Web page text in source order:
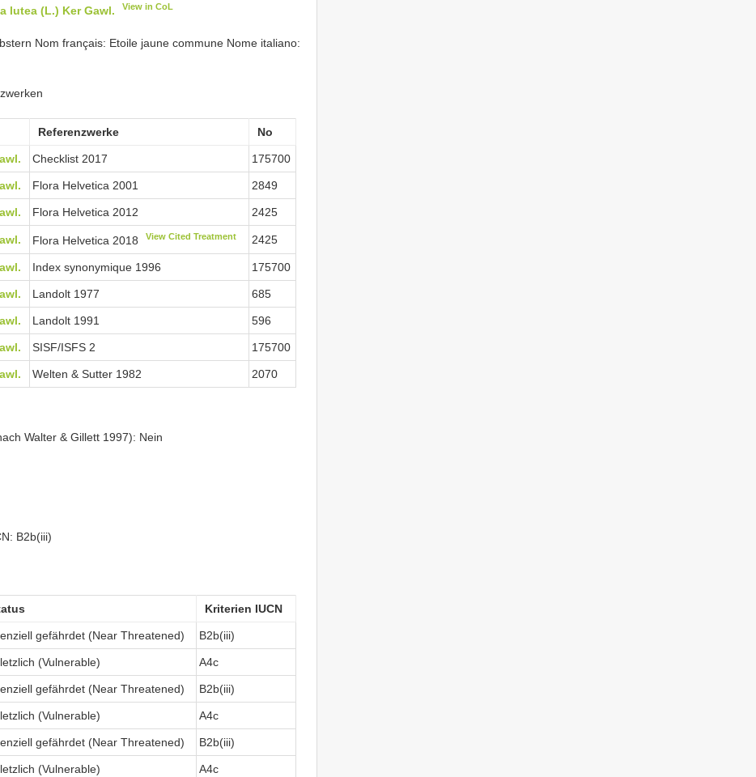
lutea (L.) Ker Gawl. View in CoL
Nom français: Etoile jaune commune Nome italiano:
Referenzwerke No
Checklist 2017 175700
Flora Helvetica 2001 2849
Flora Helvetica 2012 2425
Flora Helvetica 2018 View Cited Treatment 2425
Index synonymique 1996 175700
Landolt 1977 685
Landolt 1991 596
SISF/ISFS 2 175700
Welten & Sutter 1982 2070
Walter & Gillett 1997): Nein
B2b(iii)
Kriterien IUCN
gefährdet (Near Threatened) B2b(iii)
(Vulnerable) A4c
gefährdet (Near Threatened) B2b(iii)
(Vulnerable) A4c
gefährdet (Near Threatened) B2b(iii)
(Vulnerable) A4c